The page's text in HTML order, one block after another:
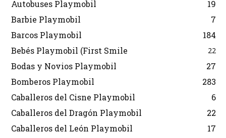
Autobuses Playmobil
19
Barbie Playmobil
7
Barcos Playmobil
184
Bebés Playmobil (First Smile
22
Bodas y Novios Playmobil
27
Bomberos Playmobil
283
Caballeros del Cisne Playmobil
6
Caballeros del Dragón Playmobil
22
Caballeros del León Playmobil
17